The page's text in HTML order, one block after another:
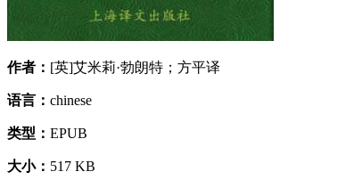
作者： [英]艾米莉·勃朗特；方平译
语言： chinese
类型： EPUB
大小： 517 KB